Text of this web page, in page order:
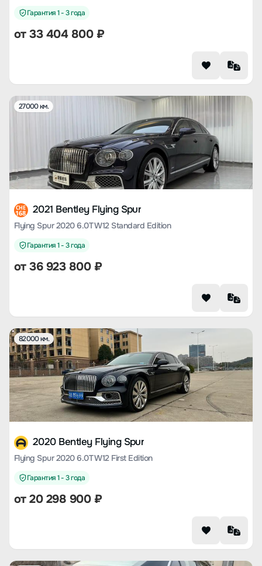
Гарантия 1 - 3 года
от33 404 800₽
27000 км.
CHE
168 2021 Bentley Flying Spur
Flying Spur 2020 6.0T W12 Standard Edition
Гарантия 1 - 3 года
от36 923 800₽
82000 км.
2020 Bentley Flying Spur
Flying Spur 2020 6.0T W12 First Edition
Гарантия 1 - 3 года
от20 298 900₽